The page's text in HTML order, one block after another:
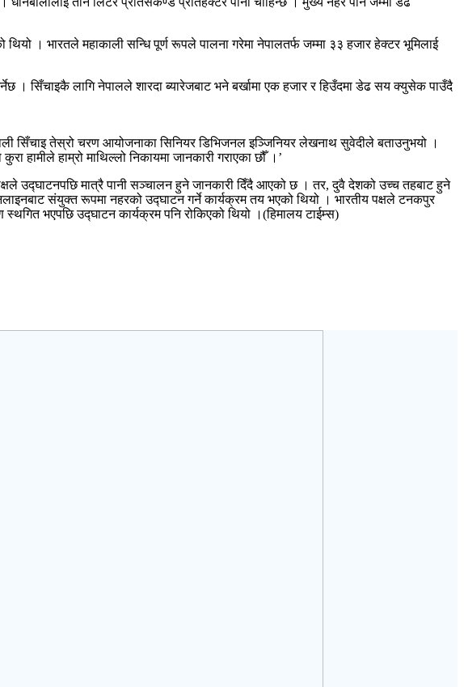
थियो । भारतले महाकाली सन्धि पूर्ण रूपले पालना गरेमा नेपालतर्फ जम्मा ३३ हजार हेक्टर भूमिलाई
। सिँचाइकै लागि नेपालले शारदा ब्यारेजबाट भने बर्खामा एक हजार र हिउँदमा डेढ सय क्युसेक पाउँदै
सिँचाइ तेस्रो चरण आयोजनाका सिनियर डिभिजनल इञ्जिनियर लेखनाथ सुवेदीले बताउनुभयो ।
हामीले हाम्रो माथिल्लो निकायमा जानकारी गराएका छौँ ।’
उद्घाटनपछि मात्रै पानी सञ्चालन हुने जानकारी दिँदै आएको छ । तर, दुवै देशको उच्च तहबाट हुने
संयुक्त रूपमा नहरको उद्घाटन गर्ने कार्यक्रम तय भएको थियो । भारतीय पक्षले टनकपुर
भएपछि उद्घाटन कार्यक्रम पनि रोकिएको थियो ।(हिमालय टाईम्स)